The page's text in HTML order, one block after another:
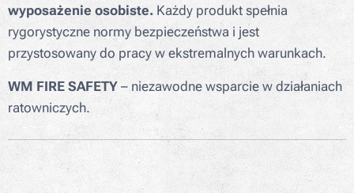
wyposażenie osobiste. Każdy produkt spełnia
rygorystyczne normy bezpieczeństwa i jest
przystosowany do pracy w ekstremalnych warunkach.
WM FIRE SAFETY – niezawodne wsparcie w działaniach
ratowniczych.